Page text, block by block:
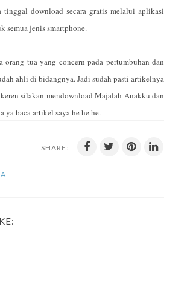
download secara gratis melalui aplikasi
semua jenis smartphone.
tua yang concern pada pertumbuhan dan
ahli di bidangnya. Jadi sudah pasti artikelnya
silakan mendownload Majalah Anakku dan
baca artikel saya he he he.
SHARE: